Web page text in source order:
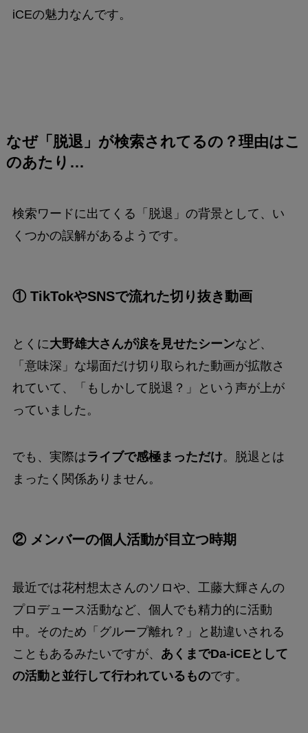
iCEの魅力なんです。
なぜ「脱退」が検索されてるの？理由はこ
のあたり…
検索ワードに出てくる「脱退」の背景として、い
くつかの誤解があるようです。
① TikTokやSNSで流れた切り抜き動画
とくに大野雄大さんが涙を見せたシーンなど、
「意味深」な場面だけ切り取られた動画が拡散さ
れていて、「もしかして脱退？」という声が上が
っていました。
でも、実際はライブで感極まっただけ。脱退とは
まったく関係ありません。
② メンバーの個人活動が目立つ時期
最近では花村想太さんのソロや、工藤大輝さんの
プロデュース活動など、個人でも精力的に活動
中。そのため「グループ離れ？」と勘違いされる
こともあるみたいですが、 あくまでDa-iCEとして
の活動と並行して行われているものです。